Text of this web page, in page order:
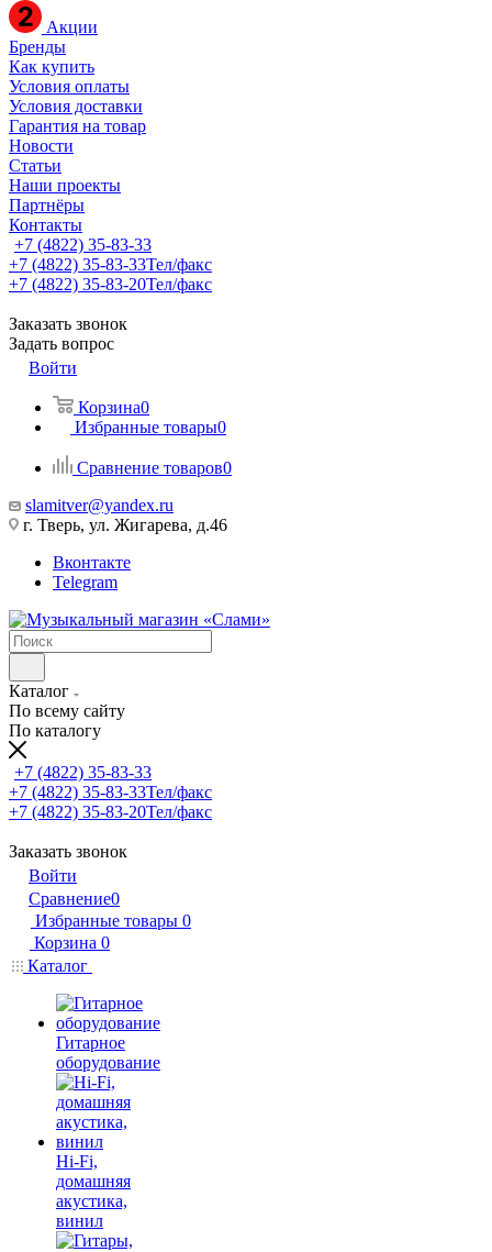
Акции
Бренды
Как купить
Условия оплаты
Условия доставки
Гарантия на товар
Новости
Статьи
Наши проекты
Партнёры
Контакты
+7 (4822) 35-83-33
+7 (4822) 35-83-33Тел/факс
+7 (4822) 35-83-20Тел/факс
Заказать звонок
Задать вопрос
Войти
Корзина0
Избранные товары0
Сравнение товаров0
slamitver@yandex.ru
г. Тверь, ул. Жигарева, д.46
Вконтакте
Telegram
Каталог
По всему сайту
По каталогу
+7 (4822) 35-83-33
+7 (4822) 35-83-33Тел/факс
+7 (4822) 35-83-20Тел/факс
Заказать звонок
Войти
Сравнение0
Избранные товары 0
Корзина 0
Каталог
Гитарное
оборудование
Hi-Fi,
домашняя
акустика,
винил